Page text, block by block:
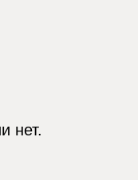
нет.